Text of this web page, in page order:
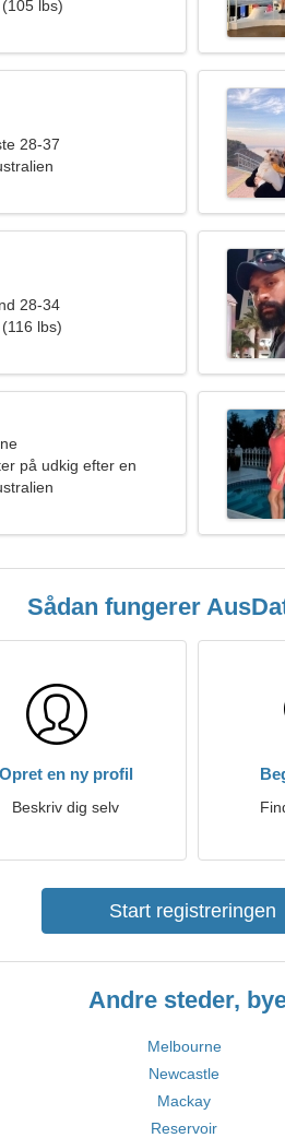
lbs)
28-37
28-34
lbs)
på udkig efter en
Sådan fungerer
Opret en ny profil
Beskriv dig selv
Start registreringen
Andre steder,
Melbourne
Newcastle
Mackay
Reservoir